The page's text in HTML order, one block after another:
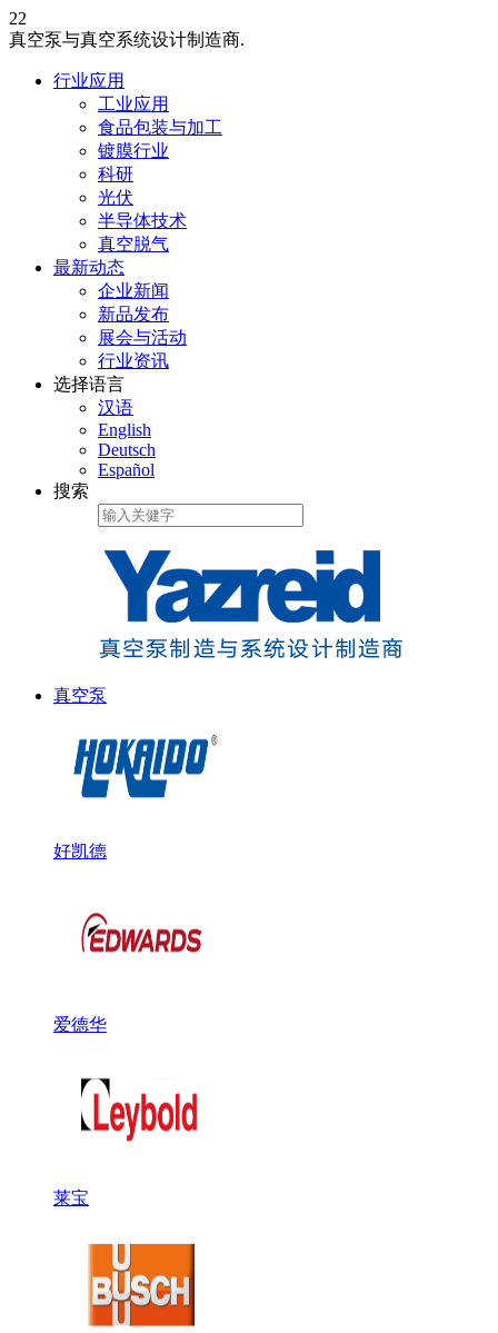
22
真空泵与真空系统设计制造商.
行业应用
工业应用
食品包装与加工
镀膜行业
科研
光伏
半导体技术
真空脱气
最新动态
企业新闻
新品发布
展会与活动
行业资讯
选择语言
汉语
English
Deutsch
Español
搜索
真空泵
好凯德
爱德华
莱宝